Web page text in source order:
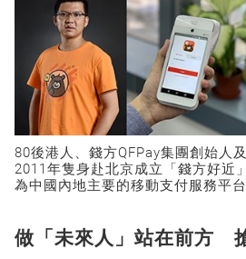
80後港人、錢方QFPay集團創始人
2011年隻身赴北京成立「錢方好近
為中國內地主要的移動支付服務平台
做「未來人」站在前方